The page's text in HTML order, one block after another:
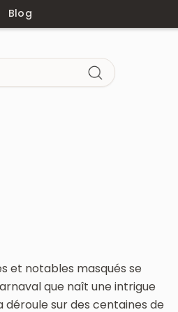
Blog
et notables masqués se
que naît une intrigue
déroule sur des centaines de